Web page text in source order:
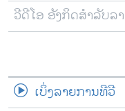
ວີດີໂອ ອັງກິດສຳລັບລ
ເບິ່ງລາຍການທີວີ